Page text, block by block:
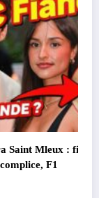
: fiançailles,